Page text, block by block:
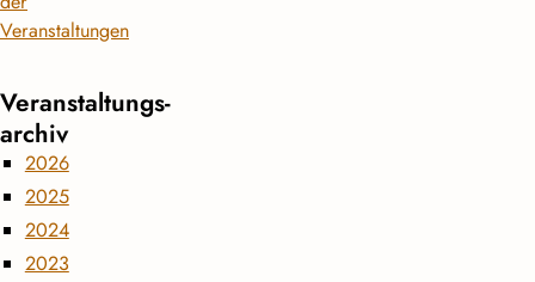
Veranstaltungen
Veranstaltungs­
archiv
2026
2025
2024
2023